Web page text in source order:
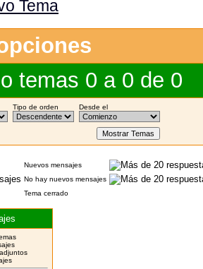
temas 0 a 0 de 0
Tipo de orden Desde el
Nuevos mensajes
No hay nuevos mensajes
Tema cerrado